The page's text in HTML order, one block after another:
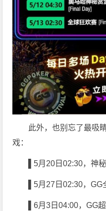
此外，也别忘了最吸
戏：
▌5月20日02:30，神
▌5月27日02:30，GG
▌6月3日04:00，GG